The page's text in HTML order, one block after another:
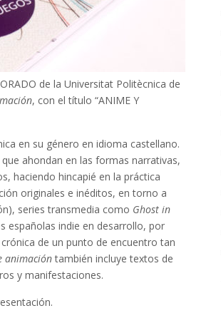
de la Universitat Politècnica de
, con el título “ANIME Y
en su género en idioma castellano.
ahondan en las formas narrativas,
haciendo hincapié en la práctica
originales e inéditos, en torno a
series transmedia como Ghost in
españolas indie en desarrollo, por
de un punto de encuentro tan
animacióntambién incluye textos de
y manifestaciones.